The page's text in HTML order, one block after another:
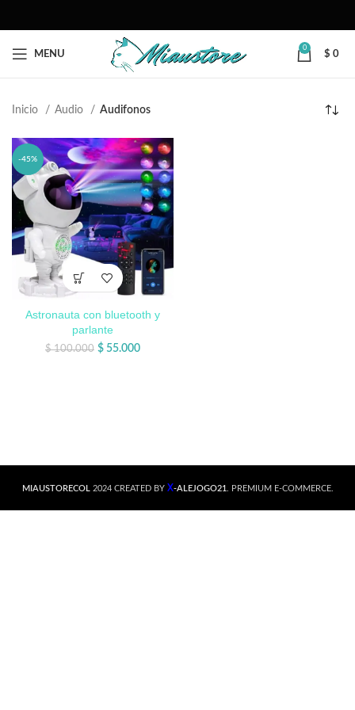
MENU
0
$ 0
Inicio Audio Audifonos
-45%
Astronauta con bluetooth y
parlante
$100.000 $ 55.000
MIAUSTORECOL 2024 CREATED BY X-ALEJOGO21 . PREMIUM E-COMMERCE.